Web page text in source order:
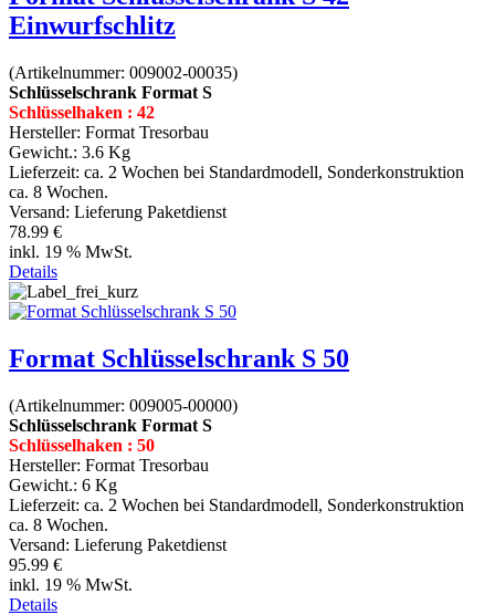
Einwurfschlitz
(Artikelnummer: 009002-00035)
Schlüsselschrank Format S
Schlüsselhaken : 42
Hersteller: Format Tresorbau
Gewicht.: 3.6 Kg
Lieferzeit: ca. 2 Wochen bei Standardmodell, Sonderkonstruktion
ca. 8 Wochen.
Versand: Lieferung Paketdienst
78.99 €
inkl. 19 % MwSt.
Details
Format Schlüsselschrank S 50
(Artikelnummer: 009005-00000)
Schlüsselschrank Format S
Schlüsselhaken : 50
Hersteller: Format Tresorbau
Gewicht.: 6 Kg
Lieferzeit: ca. 2 Wochen bei Standardmodell, Sonderkonstruktion
ca. 8 Wochen.
Versand: Lieferung Paketdienst
95.99 €
inkl. 19 % MwSt.
Details